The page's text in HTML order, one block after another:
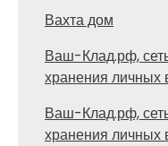
Вахта дом
Ваш-Клад.рф,
хранения личных
Ваш-Клад.рф,
хранения личных